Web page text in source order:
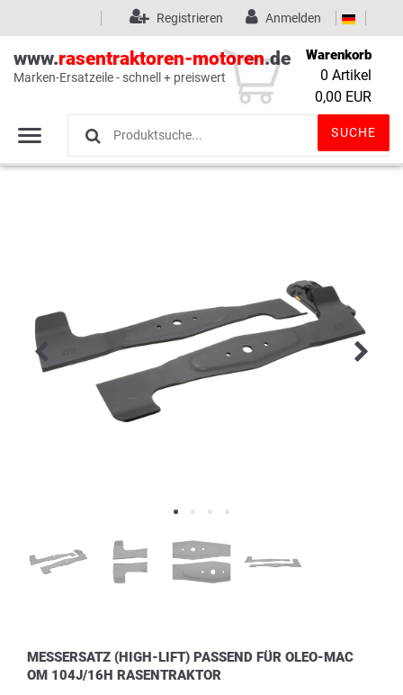
Wunschliste (0)
Anmelden
Registrieren
www.rasentraktoren-motoren.de
Marken-Ersatzeile - schnell + preiswert
SUCHE
Warenkorb
0 Artikel
0,00 EUR
MESSERSATZ (HIGH-LIFT) PASSEND FÜR OLEO-MAC
OM 104J/16H RASENTRAKTOR